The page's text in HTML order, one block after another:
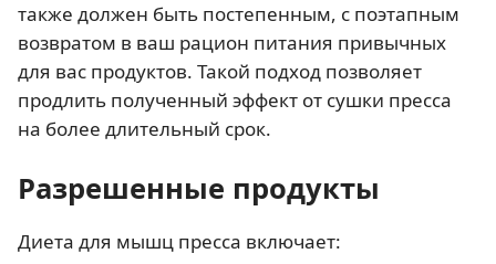
также должен быть постепенным, с поэтапным
возвратом в ваш рацион питания привычных
для вас продуктов. Такой подход позволяет
продлить полученный эффект от сушки пресса
на более длительный срок.
Разрешенные продукты
Диета для мышц пресса включает: